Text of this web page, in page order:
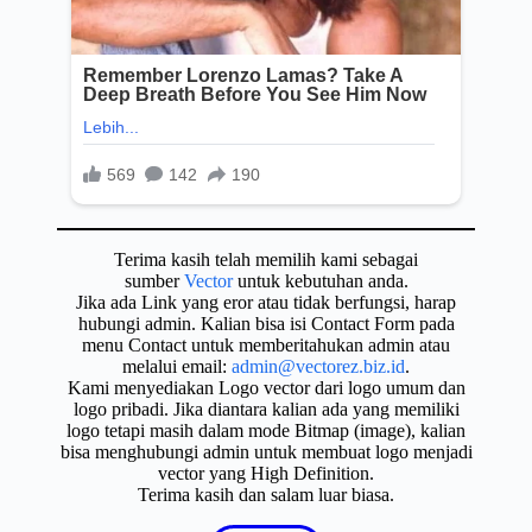
Terima kasih telah memilih kami sebagai
sumberVectoruntuk kebutuhan anda.
Jika ada Link yang eror atau tidak berfungsi, harap
hubungi admin. Kalian bisa isi Contact Form pada
menu Contact untuk memberitahukan admin atau
melalui email: admin@vectorez.biz.id.
Kami menyediakan Logo vector dari logo umum dan
logo pribadi. Jika diantara kalian ada yang memiliki
logo tetapi masih dalam mode Bitmap (image), kalian
bisa menghubungi admin untuk membuat logo menjadi
vector yang High Definition.
Terima kasih dan salam luar biasa.